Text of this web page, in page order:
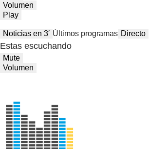
Volumen
Play
Noticias en 3′ Últimos programas Directo
Estas escuchando
Mute
Volumen